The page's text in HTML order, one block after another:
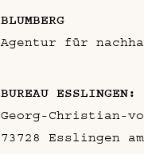
BLUMBERG
Agentur für
BUREAU ESSLINGEN:
Georg-Christian-
73728 Esslingen